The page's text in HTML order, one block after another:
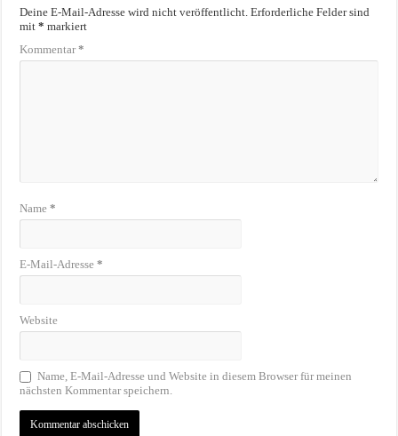
Deine E-Mail-Adresse wird nicht veröffentlicht. Erforderliche Felder sind
mit* markiert
Kommentar*
Name*
E-Mail-Adresse*
Website
Name, E-Mail-Adresse und Website in diesem Browser für meinen
nächsten Kommentar speichern.